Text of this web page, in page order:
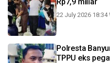
22 July 2026 18:34
Polresta
TPPU eks